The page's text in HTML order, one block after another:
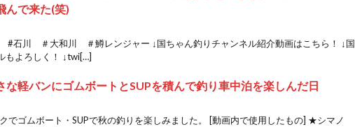
んで来た(笑)
石川 ＃大和川 ＃鱒レンジャー ↓国ちゃん釣りチャンネル紹介動画はこちら！ ↓国
もよろしく！ ↓twi[…]
な軽バンにゴムボートとSUPを積んで釣り車中泊を楽しんだ日
でゴムボート・SUPで秋の釣りを楽しみました。 [動画内で使用したもの] ★シマノ